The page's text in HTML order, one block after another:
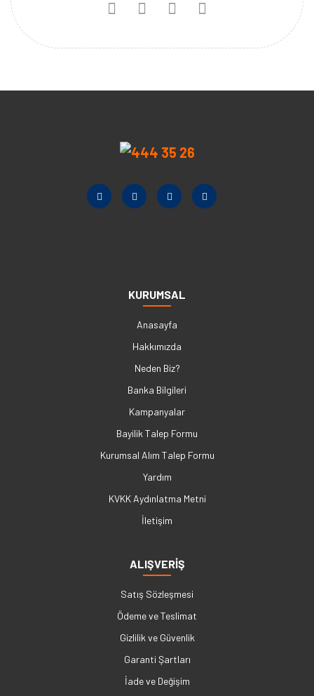
KURUMSAL
Anasayfa
Hakkımızda
Neden Biz?
Banka Bilgileri
Kampanyalar
Bayilik Talep Formu
Kurumsal Alım Talep Formu
Yardım
KVKK Aydınlatma Metni
İletişim
ALIŞVERİŞ
Satış Sözleşmesi
Ödeme ve Teslimat
Gizlilik ve Güvenlik
Garanti Şartları
İade ve Değişim